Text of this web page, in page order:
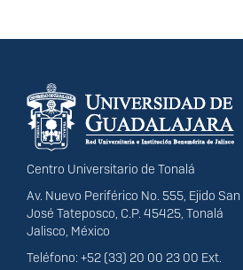
Información del
portal
Centro Universitario de Tonalá
Av. Nuevo Periférico No. 555, Ejido San
José Tateposco, C.P. 45425, Tonalá
Jalisco, México
Teléfono: +52 (33) 20 00 23 00 Ext.